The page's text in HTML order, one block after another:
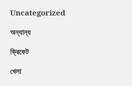
Uncategorized
অন্যান্য
ক্রিকেট
খেলা